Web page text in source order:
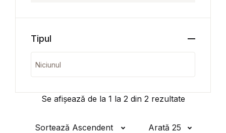
Se afișează de la 1 la 2din 2rezultate
Sortează Ascendent Arată 25
Tipul